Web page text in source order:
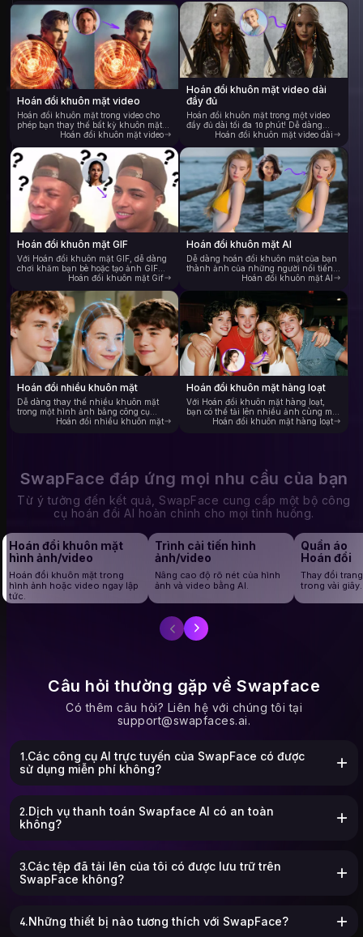
Hoán đổi khuôn mặt video
Hoán đổi khuôn mặt trong video cho
phép bạn thay thế bất kỳ khuôn mặt
nào bằng nhân vật trong video, mang
giống như thật. AI tự động theo dõi
chuyển động của đầu trong video, cho
phép trộn và hoán đổi khuôn mặt một
cách mượt mà trong mọi khung hình.
Hỗ trợ nhiều định dạng video và mang
lại tốc độ hoán đổi khuôn mặt AI hàng
đầu trong ngành—trải nghiệm khả
năng hoán đổi khuôn mặt video
nhanh hơn gấp 10 lần.
Hoán đổi khuôn mặt video
Hoán đổi khuôn mặt video dài
đầy đủ
Hoán đổi khuôn mặt trong một video
đầy đủ dài tối đa 10 phút! Dễ dàng
thay thế khuôn mặt trong các đoạn
của bạn. Trải nghiệm video hoán đổi
khuôn mặt siêu thực mà không có dấu
vết nhấp nháy hoặc chỉnh sửa—chỉ có
kết quả mượt mà, liền mạch và vô
cùng thuyết phục. Tận hưởng miễn
phí tính năng trao đổi mặt video đầy
đủ chất lượng cao miễn phí ngay bây
giờ.
Hoán đổi khuôn mặt video dài
Hoán đổi khuôn mặt GIF
Với Hoán đổi khuôn mặt GIF, dễ dàng
chơi khăm bạn bè hoặc tạo ảnh GIF
tùy chỉnh vui nhộn. Hoán đổi khuôn
thịnh hành bằng AI thông minh—
không cần kỹ năng chỉnh sửa. Quá
trình xử lý nhanh sẽ cung cấp ảnh
GIF được hoán đổi khuôn mặt của bạn
trong vài giây. Hoàn hảo cho những
người yêu thích meme, người sáng tạo
và bất kỳ ai sẵn sàng giải phóng trí
tưởng tượng của mình.
Hoán đổi khuôn mặt Gif
Hoán đổi khuôn mặt AI
Dễ dàng hoán đổi khuôn mặt của bạn
thành ảnh của những người nổi tiếng,
nhân vật anime hoặc người mẫu thời
trực tuyến của chúng tôi cho phép bạn
tạo những hình ảnh tuyệt đẹp, được
cá nhân hóa cho mạng xã hội, quảng
cáo và tác phẩm nghệ thuật kỹ thuật
số sáng tạo—không cần kỹ năng
chỉnh sửa. Chỉ cần tải ảnh lên để thay
thế khuôn mặt đó bằng bất kỳ khuôn
mặt nào khác một cách liền mạch.
Hoán đổi khuôn mặt AI
Hoán đổi nhiều khuôn mặt
Dễ dàng thay thế nhiều khuôn mặt
trong một hình ảnh bằng công cụ
Hoán đổi nhiều khuôn mặt được hỗ trợ
chân dung tốt nghiệp, Hoán đổi nhiều
khuôn mặt giúp mọi khoảnh khắc trở
nên thú vị và cá nhân hóa.
Hoán đổi nhiều khuôn mặt
Hoán đổi khuôn mặt hàng loạt
Với Hoán đổi khuôn mặt hàng loạt,
bạn có thể tải lên nhiều ảnh cùng một
lúc và thay thế tất cả các khuôn mặt
đổi chất lượng cao. Hoàn hảo cho
những người sáng tạo và nhà tiếp thị
cần hoán đổi khuôn mặt số lượng lớn
mà không lãng phí thời gian.
Hoán đổi khuôn mặt hàng loạt
SwapFace đáp ứng mọi nhu cầu của bạn
Từ ý tưởng đến kết quả, SwapFace cung cấp một bộ công
cụ hoán đổi AI hoàn chỉnh cho mọi tình huống.
Hoán đổi khuôn mặt
hình ảnh/video
Hoán đổi khuôn mặt trong
hình ảnh hoặc video ngay lập
tức.
Trình cải tiến hình
ảnh/video
Nâng cao độ rõ nét của hình
ảnh và video bằng AI.
Quần áo
Hoán đổi
Thay đổi
trong vài giây.
Câu hỏi thường gặp về Swapface
Có thêm câu hỏi? Liên hệ với chúng tôi tại
support@swapfaces.ai.
1.Các công cụ AI trực tuyến của SwapFace có được
sử dụng miễn phí không?
2.Dịch vụ thanh toán Swapface AI có an toàn
không?
3.Các tệp đã tải lên của tôi có được lưu trữ trên
SwapFace không?
4.Những thiết bị nào tương thích với SwapFace?